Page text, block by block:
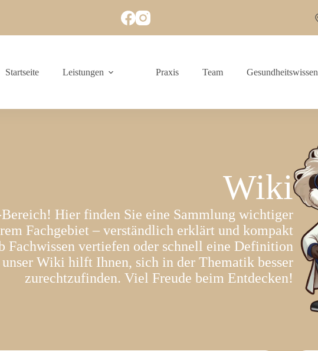
Startseite Leistungen Praxis Team Gesundheitswissen
Wiki
Hier finden Sie eine Sammlung wichtiger
Fachgebiet – verständlich erklärt und kompakt
Fachwissen vertiefen oder schnell eine Definition
unser Wiki hilft Ihnen, sich in der Thematik besser
zurechtzufinden. Viel Freude beim Entdecken!